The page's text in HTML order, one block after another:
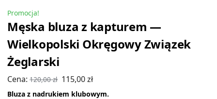
Promocja!
Męska bluza z kapturem —
Wielkopolski Okręgowy Związek
Żeglarski
Cena: 120,00zł 115,00zł
Bluza z nadrukiem klubowym.